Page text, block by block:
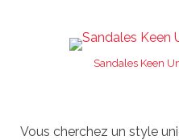
Sandales Keen
Vous cherchez un style